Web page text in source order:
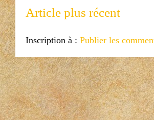
Article plus récent
Inscription à : Publier les